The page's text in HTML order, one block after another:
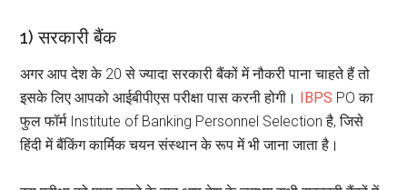
1) सरकारी बैंक
अगर आप देश के 20 से ज्यादा सरकारी बैंकों में नौकरी पाना चाहते हैं तो
इसके लिए आपको आईबीपीएस परीक्षा पास करनी होगी। IBPS PO का
फुल फॉर्म Institute of Banking Personnel Selection है, जिसे
हिंदी में बैंकिंग कार्मिक चयन संस्थान के रूप में भी जाना जाता है।